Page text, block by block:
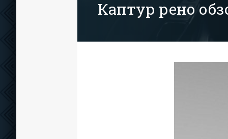
Каптур рено